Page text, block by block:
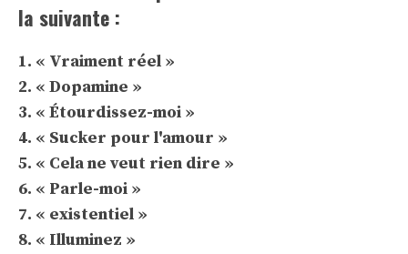
la suivante :
1. « Vraiment réel »
2. « Dopamine »
3. « Étourdissez-moi »
4. « Sucker pour l'amour »
5. « Cela ne veut rien dire »
6. « Parle-moi »
7. « existentiel »
8. « Illuminez »